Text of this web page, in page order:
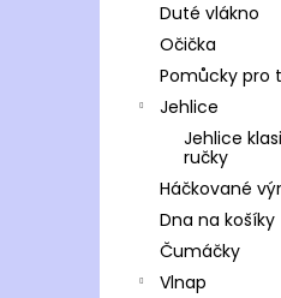
Duté vlákno
Očička
Pomůcky pro
Jehlice
Jehlice
ručky
Háčkované
Dna na košíky
Čumáčky
Vlnap